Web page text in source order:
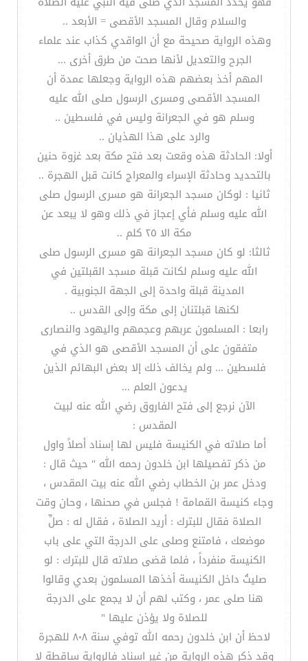
والسلام وقال المسجد الأقصى = الأبعد ..
وهذه الرواية صحيحة مع أن الواقدي كذاب عند علماء
الجرح والتعديل لأنها صحت من طرق أخرى ...
المهم أخذ بعضهم هذه الرواية وجعلها عمدة أن
المسجد الأقصى ومسرى الرسول صلى الله عليه
وسلم هو في الجعرانة وليس في فلسطين ..
والرد على هذا الهذيان ..
أولا: الحادثة هذه وقعت بعد فتح مكة بعد غزوة حنين
بالتحديد وحادثة الإسراء والمعراج كانت قبل الهجرة ..
ثانيا : لوكان مسجد الجعرانة هو مسرى الرسول صلى
الله عليه وسلم فأي إعجاز في ذلك وهو لا يبعد عن
مكة الا ٢٥ كلم ..
ثالثا: لو كان مسجد الجعرانة هو مسرى الرسول صلى
الله عليه وسلم لكانت قبلة مسجد القبلتين في
المدينة قبلة واحدة إلى الجهة الجنوبية .
لكنها قبلتنان إلى مكة وإلى القدس ..
رابعا : المسلمون عربهم وعجمهم واليهود والنصارى
متفقون على أن المسجد الأقصى هو الذي في
فلسطين ... ولم يخالف ذلك إلا بعض البهائم الذين
يدعون العلم ...
الآن نرجع إلى فتح الفاروق رضي الله عنه لبيت
المقدس :
أما صلاته في الكنيسة فليس لها إسناد أصلاً واول
من ذكر تفصيلها ابن خلدون رحمه الله " حيث قال :
ودخل عمر بن الخطاب رضي الله عنه بيت المقدس ،
وجاء كنيسة القمامة ! فجلس في صحنها ، وحان وقت
الصلاة فقال للبترك : أريد الصلاة ، فقال له : صلِّ
موضعك ، فامتنع وصلى على الدرجة التي على باب
الكنيسة منفرداً ، فلما قضى صلاته قال للبترك : لو
صليتُ داخل الكنيسة أخذها المسلمون بعدي وقالوا
هنا صلى عمر ، وكتب لهم أن لا يجمع على الدرجة
للصلاة ولا يؤذن عليها "
لاحظ أن ابن خلدون رحمه الله توفي سنة ٨٠٨ للهجرة
وقد ذكر هذه الرواية من غير اسناد فالرواية ساقطة لا